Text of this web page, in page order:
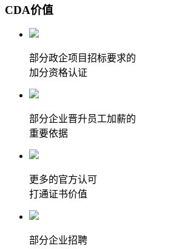
CDA价值
部分政企项目招标要求的
加分资格认证
部分企业晋升员工加薪的
重要依据
更多的官方认可
打通证书价值
部分企业招聘